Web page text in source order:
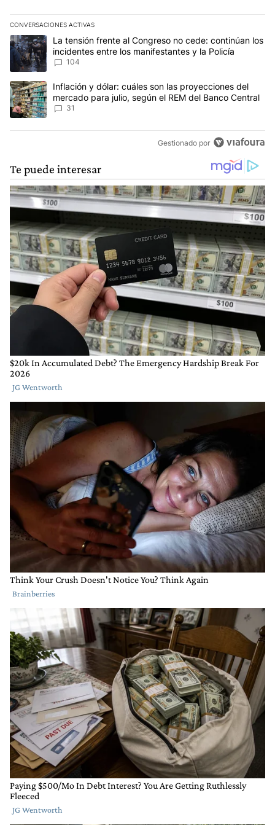
que este tipo es antiperonista
CONVERSACIONES ACTIVAS
Este listado muestra los artículos con más comentarios en los
Un artículo de tendencia con el título "La tensión frente al
La tensión frente al Congreso no cede: continúan los
incidentes entre los manifestantes y la Policía
104
Un artículo de tendencia con el título "Inflación y dólar: cuáles
Inflación y dólar: cuáles son las proyecciones del
mercado para julio, según el REM del Banco Central
31
Gestionado por